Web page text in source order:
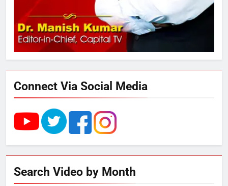
रोजगार सृजन की संभावना
4
UP में ग्रामीण बिजली आपूर्ति से कृषि,
डेयरी, कुटीर उद्योग और स्वरोजगार को
मिला बढ़ावा
राम की नगरी अयोध्या में आने वाले भक्तों
का स्वागत करेगा लक्ष्मण द्वार
उत्तर प्रदेश में गांवों में बढ़ेंगी सुविधाएं: 67%
Connect Via Social Media
Search Video by Month